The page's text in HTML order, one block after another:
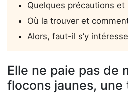
Quelques précautions et
Où la trouver et
Alors, faut-il s’y
Elle ne paie pas de
flocons jaunes,